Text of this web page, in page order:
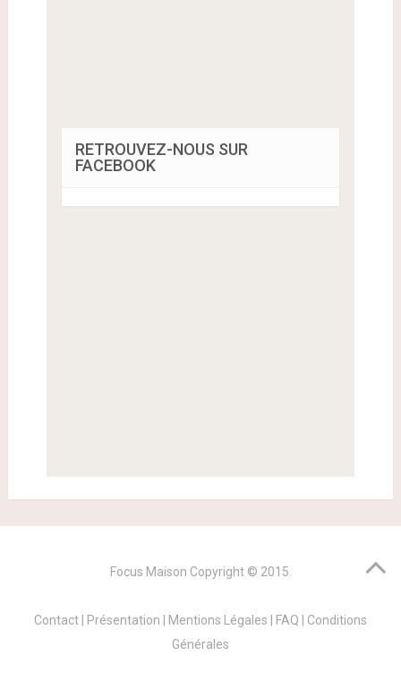
RETROUVEZ-NOUS SUR
FACEBOOK
Focus Maison Copyright © 2015.
Contact | Présentation | Mentions Légales | FAQ | Conditions
Générales